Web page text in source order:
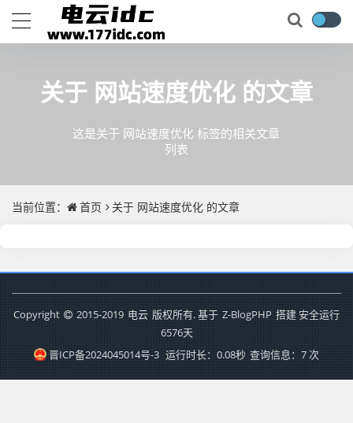
关于 网站速度优化 的文章
这是关于 网站速度优化 标签的相关文章
列表
当前位置： 首页 关于 网站速度优化 的文章
Copyright 2015-2019 电云 版权所有. 基于 Z-BlogPHP 搭建 安全运行
6576天
晋ICP备2024045014号-3 运行时长：0.08秒 查询信息：7 次